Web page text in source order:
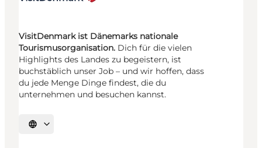
VisitDenmark ist Dänemarks nationale
Tourismusorganisation. Dich für die vielen
Highlights des Landes zu begeistern, ist
buchstäblich unser Job – und wir hoffen, dass
du jede Menge Dinge findest, die du
unternehmen und besuchen kannst.
Sprache auswählen